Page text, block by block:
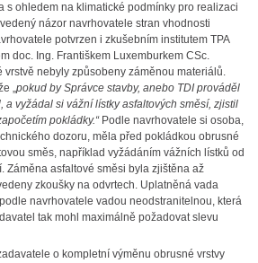
s ohledem na klimatické podmínky pro realizaci
názor navrhovatele stran vhodnosti
potvrzen i zkušebním institutem TPA
doc. Ing. Františkem Luxemburkem CSc.
vrstvě nebyly způsobeny záměnou materiálů.
„pokud by Správce stavby, anebo TDI prováděl
a vyžádal si vážní lístky asfaltových směsí, zjistil
pokládky.“Podle navrhovatele si osoba,
dozoru, měla před pokládkou obrusné
směs, například vyžádáním vážních lístků od
Záměna asfaltové směsi byla zjištěna až
zkoušky na odvrtech. Uplatněná vada
navrhovatele vadou neodstranitelnou, která
tak mohl maximálně požadovat slevu
o kompletní výměnu obrusné vrstvy